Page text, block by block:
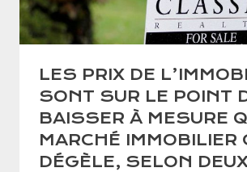
LES PRIX DE
SONT SUR LE POINT
BAISSER À MESURE
MARCHÉ IMMOBILIER
DÉGÈLE, SELON